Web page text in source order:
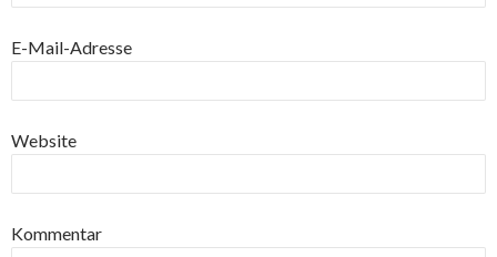
E-Mail-Adresse
Website
Kommentar